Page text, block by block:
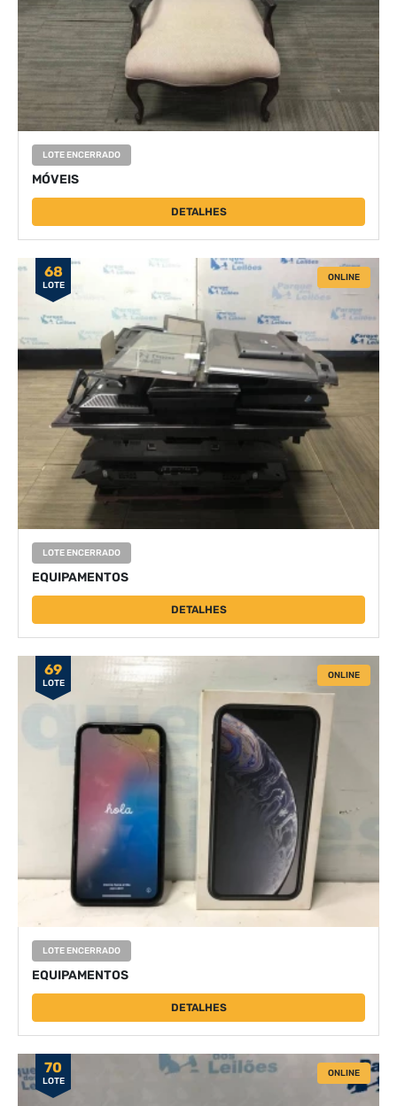
LOTE ENCERRADO
MÓVEIS
DETALHES
68
LOTE
ONLINE
LOTE ENCERRADO
EQUIPAMENTOS
DETALHES
69
LOTE
ONLINE
LOTE ENCERRADO
EQUIPAMENTOS
DETALHES
70
LOTE
ONLINE